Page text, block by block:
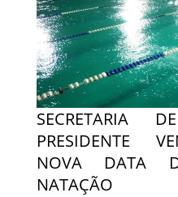
SECRETARIA
PRESIDENTE
NOVA DATA
NATAÇÃO